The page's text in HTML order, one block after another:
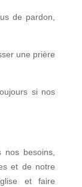
de pardon,
une prière
si nos
nos besoins,
et de notre
et faire